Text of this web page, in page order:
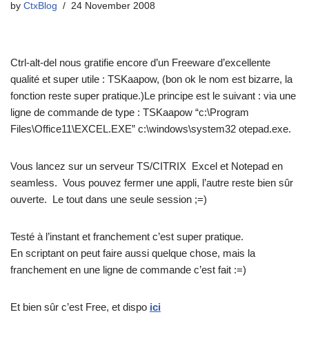
by CtxBlog 24 November 2008
Ctrl-alt-del nous gratifie encore d’un Freeware d’excellente
qualité et super utile : TSKaapow, (bon ok le nom est bizarre, la
fonction reste super pratique.)Le principe est le suivant : via une
ligne de commande de type : TSKaapow “c:\Program
Files\Office11\EXCEL.EXE” c:\windows\system32 otepad.exe.
Vous lancez sur un serveur TS/CITRIX Excel et Notepad en
seamless. Vous pouvez fermer une appli, l’autre reste bien sûr
ouverte. Le tout dans une seule session ;=)
Testé à l’instant et franchement c’est super pratique.
En scriptant on peut faire aussi quelque chose, mais la
franchement en une ligne de commande c’est fait :=)
Et bien sûr c’est Free, et dispo ici